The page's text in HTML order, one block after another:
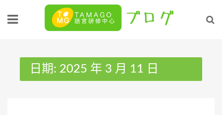
日期: 2025 年 3 月 11 日